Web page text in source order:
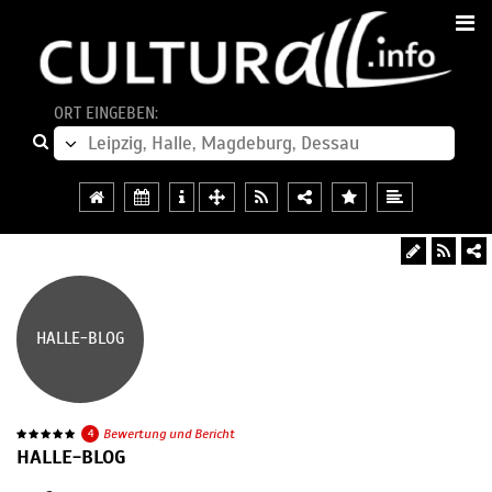
ORT EINGEBEN:
HALLE-BLOG
4 Bewertung und Bericht
HALLE-BLOG